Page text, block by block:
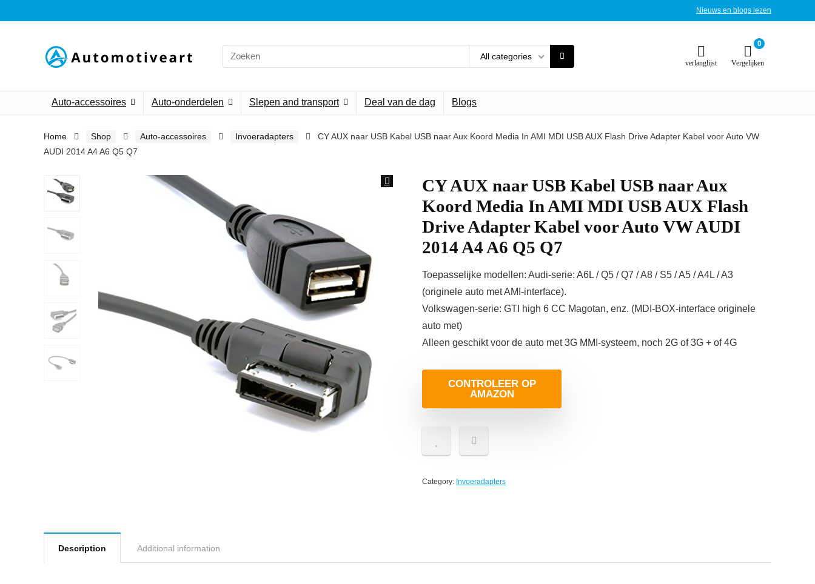
Nieuws en blogs lezen
Search
for:
All categories
verlanglijst
0
Vergelijken
Auto-accessoires Auto-onderdelen Slepen and transport Deal van de dag Blogs
Home Shop Auto-accessoires Invoeradapters
CY AUX naar USB Kabel USB naar Aux Koord Media In AMI MDI USB AUX Flash Drive Adapter Kabel voor Auto VW
AUDI 2014 A4 A6 Q5 Q7
CY AUX naar USB Kabel USB naar Aux
Koord Media In AMI MDI USB AUX Flash
Drive Adapter Kabel voor Auto VW AUDI
2014 A4 A6 Q5 Q7
Toepasselijke modellen: Audi-serie: A6L / Q5 / Q7 / A8 / S5 / A5 / A4L / A3
(originele auto met AMI-interface).
Volkswagen-serie: GTI high 6 CC Magotan, enz. (MDI-BOX-interface originele
auto met)
Alleen geschikt voor de auto met 3G MMI-systeem, noch 2G of 3G + of 4G
CONTROLEER OP
AMAZON
Category: Invoeradapters
Description Additional information